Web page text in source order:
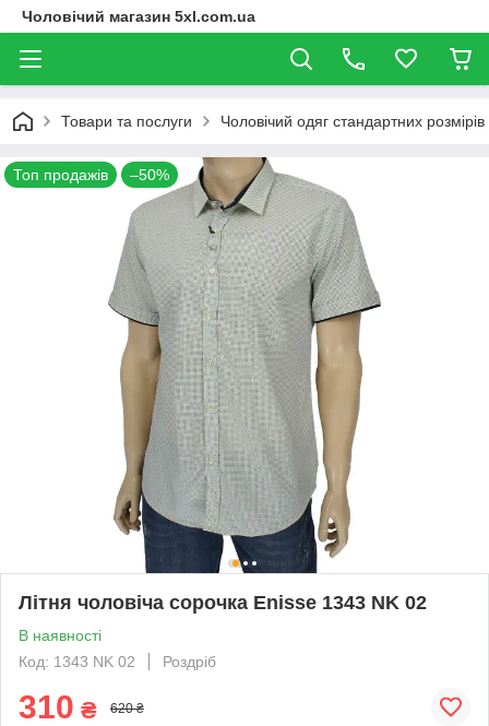
Чоловічий магазин 5xl.com.ua
Товари та послуги Чоловічий одяг стандартних розмірів
Топ продажів –50%
Літня чоловіча сорочка Еnisse 1343 NK 02
В наявності
Код: 1343 NK 02
Роздріб
310 ₴ 620 ₴